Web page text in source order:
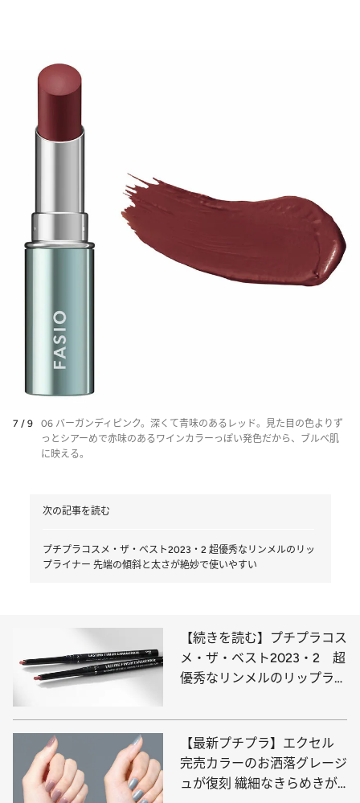
7 / 9
06 バーガンディピンク。深くて青味のあるレッド。見た目の色よりず
っとシアーめで赤味のあるワインカラーっぽい発色だから、ブルベ肌
に映える。
次の記事を読む
プチプラコスメ・ザ・ベスト2023・2 超優秀なリンメルのリッ
プライナー 先端の傾斜と太さが絶妙で使いやすい
【続きを読む】プチプラコス
メ・ザ・ベスト2023・2 超
優秀なリンメルのリップライ
【最新プチプラ】エクセル
完売カラーのお洒落グレージ
ュが復刻 繊細なきらめきが